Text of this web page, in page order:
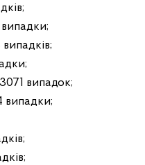
випадок;
випадки;